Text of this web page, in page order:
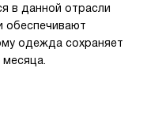
в данной отрасли
обеспечивают
одежда сохраняет